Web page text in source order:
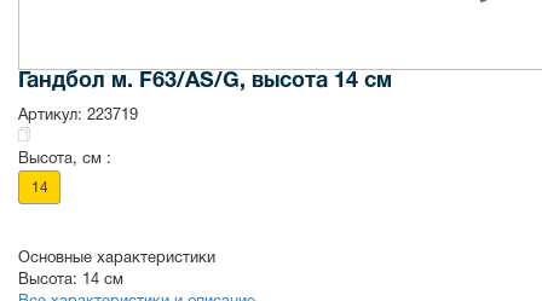
Гандбол м. F63/АS/G, высота 14 см
Артикул: 223719
Высота, см :
14
Основные характеристики
Высота: 14 см